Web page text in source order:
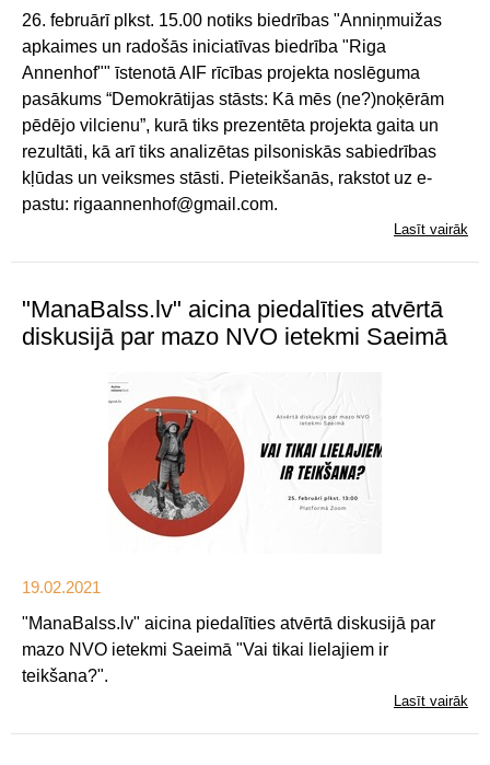
26. februārī plkst. 15.00 notiks biedrības "Anniņmuižas
apkaimes un radošās iniciatīvas biedrība "Riga
Annenhof"" īstenotā AIF rīcības projekta noslēguma
pasākums “Demokrātijas stāsts: Kā mēs (ne?)noķērām
pēdējo vilcienu”, kurā tiks prezentēta projekta gaita un
rezultāti, kā arī tiks analizētas pilsoniskās sabiedrības
kļūdas un veiksmes stāsti. Pieteikšanās, rakstot uz e-
pastu: rigaannenhof@gmail.com.
Lasīt vairāk
"ManaBalss.lv" aicina piedalīties atvērtā
diskusijā par mazo NVO ietekmi Saeimā
19.02.2021
"ManaBalss.lv" aicina piedalīties atvērtā diskusijā par
mazo NVO ietekmi Saeimā "Vai tikai lielajiem ir
teikšana?".
Lasīt vairāk